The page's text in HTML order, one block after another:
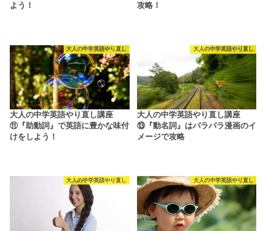
よう！
攻略！
大人の中学英語やり直し
大人の中学英語やり直し講座
⑪『助動詞』で英語に豊かな味付
けをしよう！
大人の中学英語やり直し
大人の中学英語やり直し講座
⑬『動名詞』はパラパラ漫画のイ
メージで攻略
大人の中学英語やり直し 大人の中学英語やり直し